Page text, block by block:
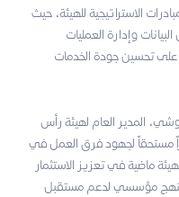
الاستراتيجية للهيئة، حيث
وإدارة العمليات
تحسين جودة الخدمات
المدير العام لهيئة رأس
مستحقاً لجهود فرق العمل في
ماضية في تعزيز الاستثمار
كنهج مؤسسي لدعم مستقبل